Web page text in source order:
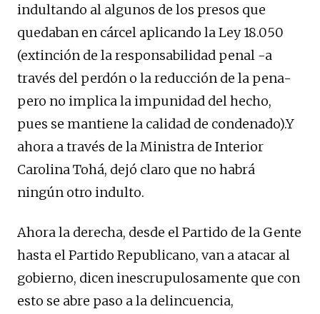
indultando al algunos de los presos que
quedaban en cárcel aplicando la Ley 18.050
(extinción de la responsabilidad penal -a
través del perdón o la reducción de la pena-
pero no implica la impunidad del hecho,
pues se mantiene la calidad de condenado).Y
ahora a través de la Ministra de Interior
Carolina Tohá, dejó claro que no habrá
ningún otro indulto.
Ahora la derecha, desde el Partido de la Gente
hasta el Partido Republicano, van a atacar al
gobierno, dicen inescrupulosamente que con
esto se abre paso a la delincuencia,